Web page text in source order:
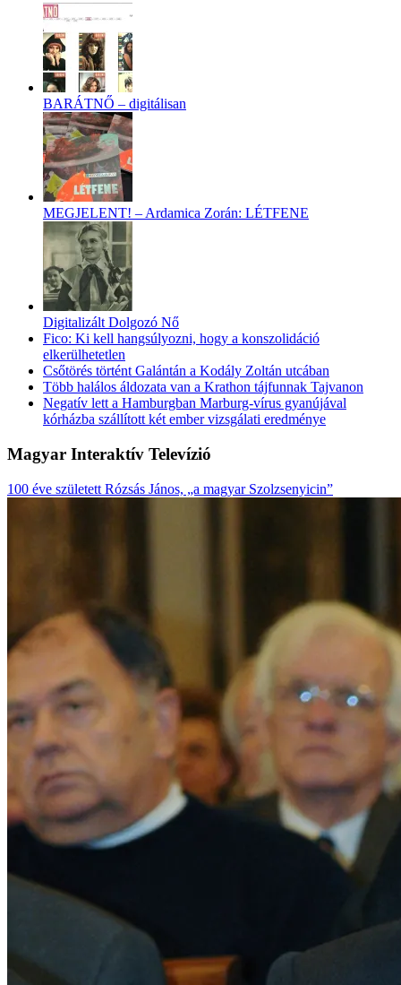
BARÁTNŐ – digitálisan
MEGJELENT! – Ardamica Zorán: LÉTFENE
Digitalizált Dolgozó Nő
Fico: Ki kell hangsúlyozni, hogy a konszolidáció
elkerülhetetlen
Csőtörés történt Galántán a Kodály Zoltán utcában
Több halálos áldozata van a Krathon tájfunnak Tajvanon
Negatív lett a Hamburgban Marburg-vírus gyanújával
kórházba szállított két ember vizsgálati eredménye
Magyar Interaktív Televízió
100 éve született Rózsás János, „a magyar Szolzsenyicin”